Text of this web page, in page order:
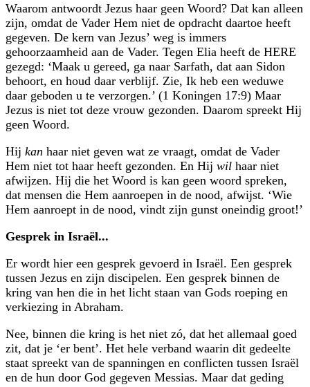
Waarom antwoordt Jezus haar geen Woord? Dat kan alleen
zijn, omdat de Vader Hem niet de opdracht daartoe heeft
gegeven. De kern van Jezus’ weg is immers
gehoorzaamheid aan de Vader. Tegen Elia heeft de HERE
gezegd: ‘Maak u gereed, ga naar Sarfath, dat aan Sidon
behoort, en houd daar verblijf. Zie, Ik heb een weduwe
daar geboden u te verzorgen.’ (1 Koningen 17:9) Maar
Jezus is niet tot deze vrouw gezonden. Daarom spreekt Hij
geen Woord.
Hij kan haar niet geven wat ze vraagt, omdat de Vader
Hem niet tot haar heeft gezonden. En Hij wil haar niet
afwijzen. Hij die het Woord is kan geen woord spreken,
dat mensen die Hem aanroepen in de nood, afwijst. ‘Wie
Hem aanroept in de nood, vindt zijn gunst oneindig groot!’
Gesprek in Israël...
Er wordt hier een gesprek gevoerd in Israël. Een gesprek
tussen Jezus en zijn discipelen. Een gesprek binnen de
kring van hen die in het licht staan van Gods roeping en
verkiezing in Abraham.
Nee, binnen die kring is het niet zó, dat het allemaal goed
zit, dat je ‘er bent’. Het hele verband waarin dit gedeelte
staat spreekt van de spanningen en conflicten tussen Israël
en de hun door God gegeven Messias. Maar dat geding